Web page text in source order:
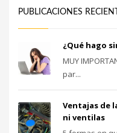
PUBLICACIONES
¿Qué hago
MUY
par...
Ventajas de
ni ventilas